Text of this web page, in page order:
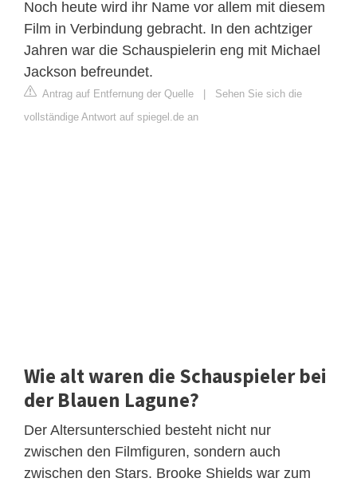
Noch heute wird ihr Name vor allem mit diesem
Film in Verbindung gebracht. In den achtziger
Jahren war die Schauspielerin eng mit Michael
Jackson befreundet.
Antrag auf Entfernung der Quelle
Sehen Sie sich die
vollständige Antwort auf spiegel.de an
Wie alt waren die Schauspieler bei
der Blauen Lagune?
Der Altersunterschied besteht nicht nur
zwischen den Filmfiguren, sondern auch
zwischen den Stars. Brooke Shields war zum